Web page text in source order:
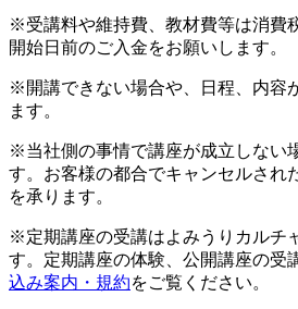
※受講料や維持費、教材費等は消費
開始日前のご入金をお願いします。
※開講できない場合や、日程、内容
ます。
※当社側の事情で講座が成立しない
す。お客様の都合でキャンセルされ
を承ります。
※定期講座の受講はよみうりカルチ
す。定期講座の体験、公開講座の受
込み案内・規約をご覧ください。